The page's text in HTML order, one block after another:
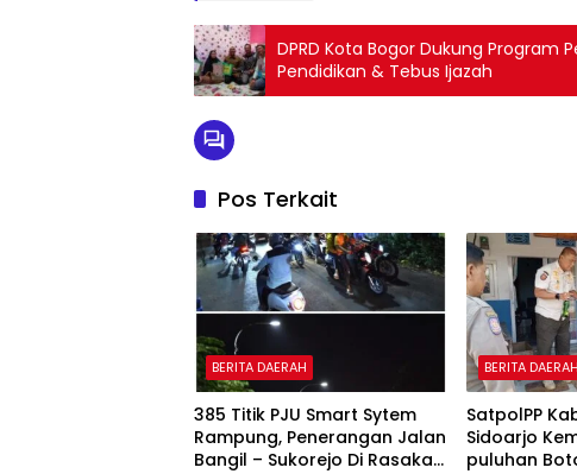
DPRD Kota Bogor Dukung Program
Pendidikan & Tebus Ijazah
Pos Terkait
BERITA DAERAH
385 Titik PJU Smart Sytem
Rampung, Penerangan Jalan
Bangil – Sukorejo Di Rasakan
BERITA DAERAH
SatpolPP
Sidoarjo
puluhan